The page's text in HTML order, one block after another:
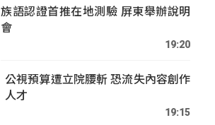
族語認證首推在地測驗 屏東舉辦說明
會
19:20
公視預算遭立院腰斬 恐流失內容創作
人才
19:15